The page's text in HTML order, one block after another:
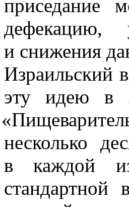
приседание
дефекацию,
и снижения
Израильский
эту идею в
«
несколько
в каждой
стандартной